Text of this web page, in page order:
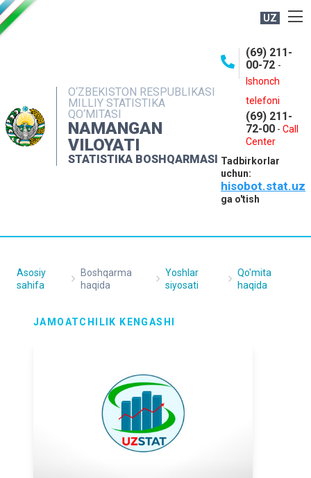
UZ
O‘ZBEKISTON RESPUBLIKASI
MILLIY STATISTIKA
QO‘MITASI
NAMANGAN
VILOYATI
STATISTIKA BOSHQARMASI
(69) 211-
00-72 -
Ishonch
telefoni
(69) 211-
72-00 - Call
Center
Tadbirkorlar
uchun:
hisobot.stat.uz
ga o'tish
NASHRLAR
INTERAKTIV XIZMATLAR
MATBUOT XIZMATI
MUROJAATLAR
Asosiy
sahifa
Boshqarma
haqida
Yoshlar
siyosati
Qo'mita
haqida
JAMOATCHILIK KENGASHI